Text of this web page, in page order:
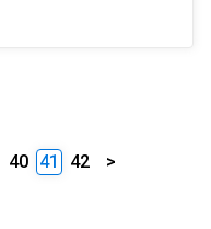
40 41 42 >